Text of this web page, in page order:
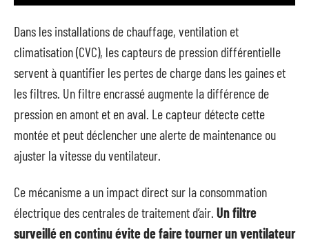
Dans les installations de chauffage, ventilation et
climatisation (CVC), les capteurs de pression différentielle
servent à quantifier les pertes de charge dans les gaines et
les filtres. Un filtre encrassé augmente la différence de
pression en amont et en aval. Le capteur détecte cette
montée et peut déclencher une alerte de maintenance ou
ajuster la vitesse du ventilateur.
Ce mécanisme a un impact direct sur la consommation
électrique des centrales de traitement d’air. Un filtre
surveillé en continu évite de faire tourner un ventilateur